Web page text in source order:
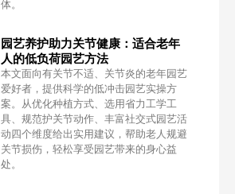
体。
园艺养护助力关节健康：适合老年
人的低负荷园艺方法
本文面向有关节不适、关节炎的老年园艺
爱好者，提供科学的低冲击园艺实操方
案。从优化种植方式、选用省力工学工
具、规范护关节动作、丰富社交式园艺活
动四个维度给出实用建议，帮助老人规避
关节损伤，轻松享受园艺带来的身心益
处。